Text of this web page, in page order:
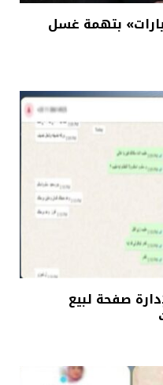
بتهمة غسل
صفحة لبيع